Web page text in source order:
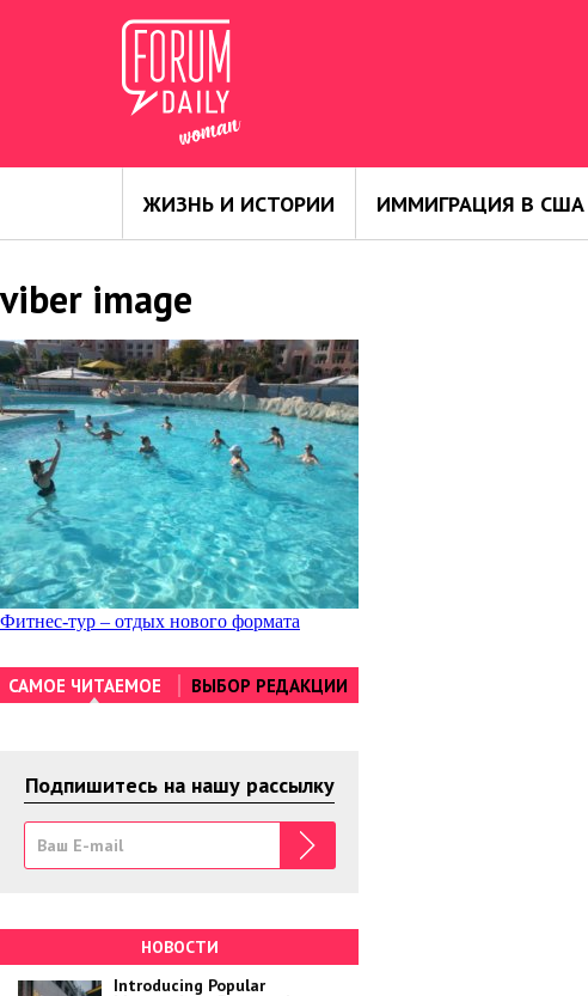
ЖИЗНЬ И ИСТОРИИ ИММИГРАЦИЯ В США
viber image
Навигация
по
записям
Фитнес-тур – отдых нового формата
САМОЕ ЧИТАЕМОЕ ВЫБОР РЕДАКЦИИ
Подпишитесь на нашу рассылку
НОВОСТИ
Introducing Popular